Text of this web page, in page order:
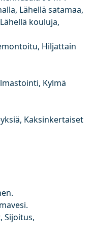
Lähellä satamaa,
kouluja,
Hiljattain
Kylmä
Kaksinkertaiset
Sijoitus,